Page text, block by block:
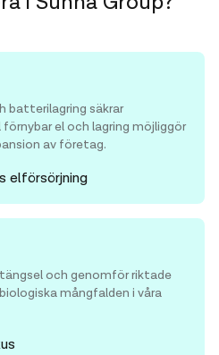
batterilagring säkrar
el och lagring möjliggör
av företag.
elförsörjning
och genomför riktade
mångfalden i våra